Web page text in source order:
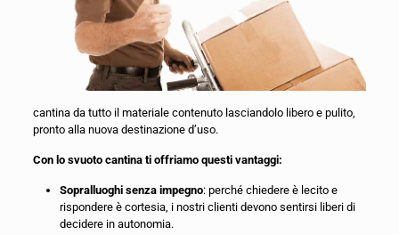
cantina da tutto il materiale contenuto lasciandolo libero e pulito,
pronto alla nuova destinazione d’uso.
Con lo svuoto cantina ti offriamo questi vantaggi:
Sopralluoghi senza impegno: perché chiedere è lecito e
rispondere è cortesia, i nostri clienti devono sentirsi liberi di
decidere in autonomia.